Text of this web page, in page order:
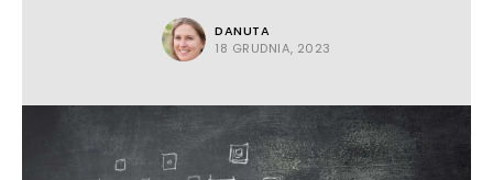
DANUTA
18 GRUDNIA, 2023